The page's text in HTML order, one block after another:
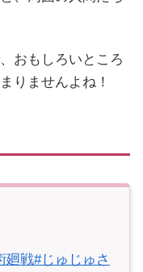
おもしろいところ
りませんよね！
廻戦#じゅじゅさ